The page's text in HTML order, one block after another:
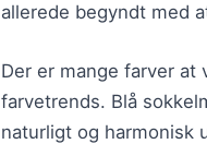
allerede begyndt med
Der er mange farver
farvetrends. Blå
naturligt og harmonisk